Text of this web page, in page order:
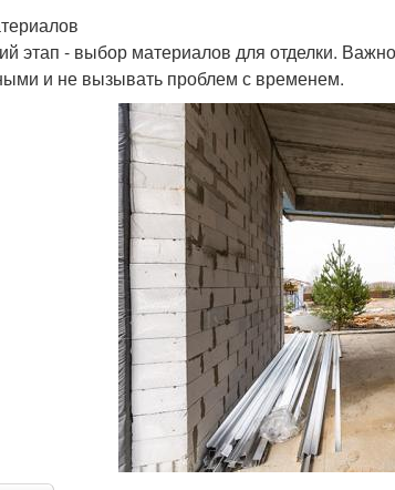
этап - выбор материалов для отделки.
и не вызывать проблем с временем.